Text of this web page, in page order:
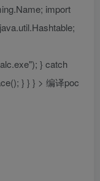
import
} catch
} } } > 编译poc